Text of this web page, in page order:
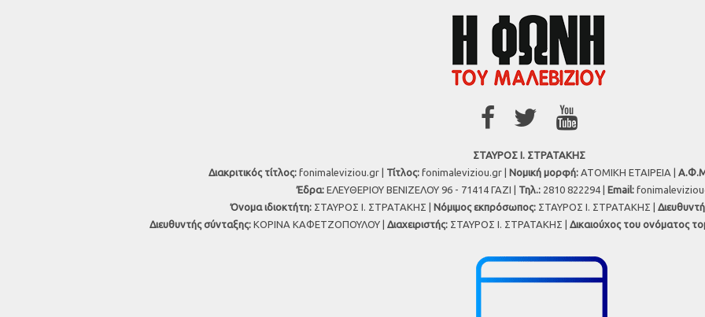
ΣΤΑΥΡΟΣ Ι. ΣΤΡΑΤΑΚΗΣ
Διακριτικός τίτλος: fonimaleviziou.gr | Τίτλος: fonimaleviziou.gr | Νομική μορφή: ΑΤΟΜΙΚΗ ΕΤΑΙΡΕΙΑ |
Έδρα: ΕΛΕΥΘΕΡΙΟΥ ΒΕΝΙΖΕΛΟΥ 96 - 71414 ΓΑΖΙ | Τηλ.: 2810 822294 | Εmail:
Όνομα ιδιοκτήτη: ΣΤΑΥΡΟΣ Ι. ΣΤΡΑΤΑΚΗΣ | Νόμιμος εκπρόσωπος: ΣΤΑΥΡΟΣ Ι. ΣΤΡΑΤΑΚΗΣ |
Διευθυντής σύνταξης: ΚΟΡΙΝΑ ΚΑΦΕΤΖΟΠΟΥΛΟΥ | Διαχειριστής: ΣΤΑΥΡΟΣ Ι. ΣΤΡΑΤΑΚΗΣ | Δικαιούχος του ονόματος